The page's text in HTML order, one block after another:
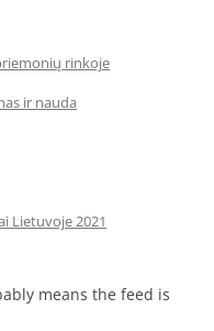
rinkoje
ir nauda
Lietuvoje 2021
means the feed is